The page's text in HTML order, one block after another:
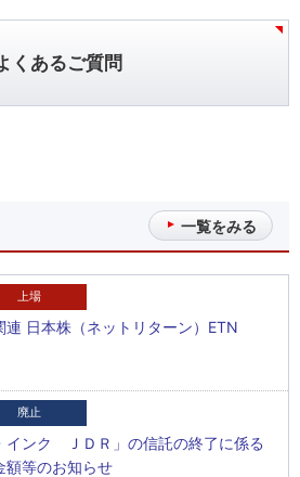
くあるご質問
一覧をみる
連 日本株（ネットリターン）ETN
インク ＪＤＲ」の信託の終了に係る
額等のお知らせ